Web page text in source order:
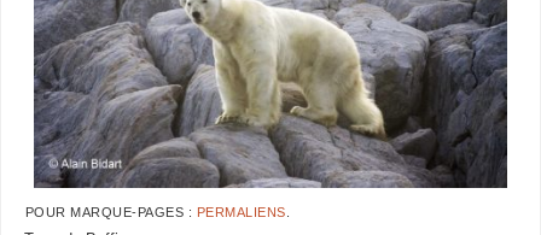
POUR MARQUE-PAGES : PERMALIENS